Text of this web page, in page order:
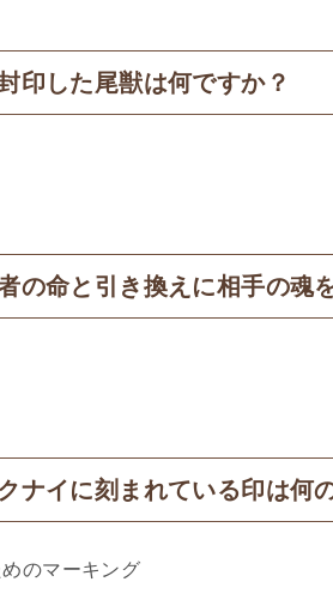
印した尾獣は何ですか？
の命と引き換えに相手の魂
ナイに刻まれている印は何
のマーキング​